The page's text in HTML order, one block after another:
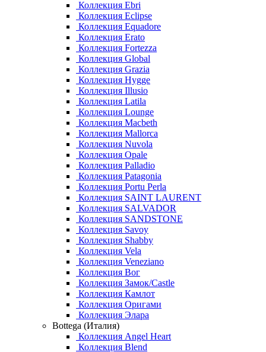
Коллекция Ebri
Коллекция Eclipse
Коллекция Equadore
Коллекция Erato
Коллекция Fortezza
Коллекция Global
Коллекция Grazia
Коллекция Hygge
Коллекция Illusio
Коллекция Latila
Коллекция Lounge
Коллекция Macbeth
Коллекция Mallorca
Коллекция Nuvola
Коллекция Opale
Коллекция Palladio
Коллекция Patagonia
Коллекция Portu Perla
Коллекция SAINT LAURENT
Коллекция SALVADOR
Коллекция SANDSTONE
Коллекция Savoy
Коллекция Shabby
Коллекция Vela
Коллекция Veneziano
Коллекция Вог
Коллекция Замок/Castle
Коллекция Камлот
Коллекция Оригами
Коллекция Элара
Bottega (Италия)
Коллекция Angel Heart
Коллекция Blend